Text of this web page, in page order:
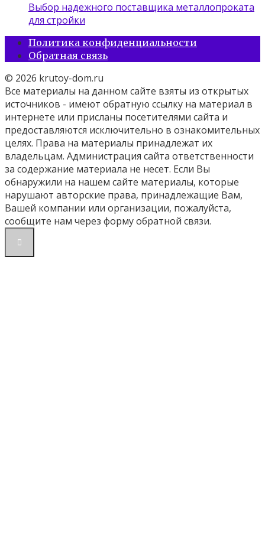
Выбор надежного поставщика металлопроката
для стройки
Политика конфиденциальности
Обратная связь
© 2026 krutoy-dom.ru
Все материалы на данном сайте взяты из открытых
источников - имеют обратную ссылку на материал в
интернете или присланы посетителями сайта и
предоставляются исключительно в ознакомительных
целях. Права на материалы принадлежат их
владельцам. Администрация сайта ответственности
за содержание материала не несет. Если Вы
обнаружили на нашем сайте материалы, которые
нарушают авторские права, принадлежащие Вам,
Вашей компании или организации, пожалуйста,
сообщите нам через форму обратной связи.